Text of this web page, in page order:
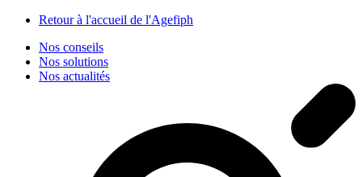
Retour à l'accueil de l'Agefiph
Nos conseils
Nos solutions
Nos actualités